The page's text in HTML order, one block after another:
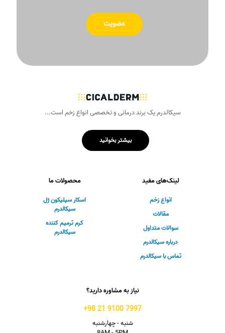
سیکالدرم یک برند درمانی و تخصصی انواع زخم است...
بیشتر بخوانید
لینک‌های مفید
انواع زخم
مقالات
سوالات متداول
درباره سیکالدرم
تماس با سیکالدرم
محصولات ما
اسکار سیلیکون ژل
سیکالدرم
کرم ترمیم کننده
سیکالدرم
نیاز به مشاوره دارید؟
7997 9100 21 98+
شنبه - چهارشنبه